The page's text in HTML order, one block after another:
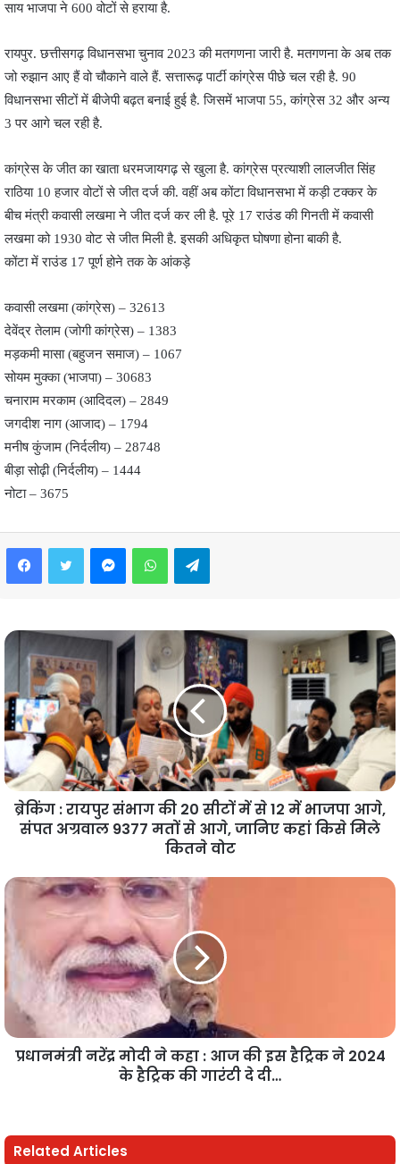
साय भाजपा ने 600 वोटों से हराया है.
रायपुर. छत्तीसगढ़ विधानसभा चुनाव 2023 की मतगणना जारी है. मतगणना के अब तक
जो रुझान आए हैं वो चौकाने वाले हैं. सत्तारूढ़ पार्टी कांग्रेस पीछे चल रही है. 90
विधानसभा सीटों में बीजेपी बढ़त बनाई हुई है. जिसमें भाजपा 55, कांग्रेस 32 और अन्य
3 पर आगे चल रही है.
कांग्रेस के जीत का खाता धरमजायगढ़ से खुला है. कांग्रेस प्रत्याशी लालजीत सिंह
राठिया 10 हजार वोटों से जीत दर्ज की. वहीं अब कोंटा विधानसभा में कड़ी टक्कर के
बीच मंत्री कवासी लखमा ने जीत दर्ज कर ली है. पूरे 17 राउंड की गिनती में कवासी
लखमा को 1930 वोट से जीत मिली है. इसकी अधिकृत घोषणा होना बाकी है.
कोंटा में राउंड 17 पूर्ण होने तक के आंकड़े
कवासी लखमा (कांग्रेस) – 32613
देवेंद्र तेलाम (जोगी कांग्रेस) – 1383
मड़कमी मासा (बहुजन समाज) – 1067
सोयम मुक्का (भाजपा) – 30683
चनाराम मरकाम (आदिदल) – 2849
जगदीश नाग (आजाद) – 1794
मनीष कुंजाम (निर्दलीय) – 28748
बीड़ा सोढ़ी (निर्दलीय) – 1444
नोटा – 3675
FacebookTwitter MessengerWhatsAppTelegram
ब्रेकिंग : रायपुर संभाग की 20 सीटों में से 12 में भाजपा आगे,
संपत अग्रवाल 9377 मतों से आगे, जानिए कहां किसे मिले
कितने वोट
प्रधानमंत्री नरेंद्र मोदी ने कहा : आज की इस हैट्रिक ने 2024
के हैट्रिक की गारंटी दे दी…
Related Articles